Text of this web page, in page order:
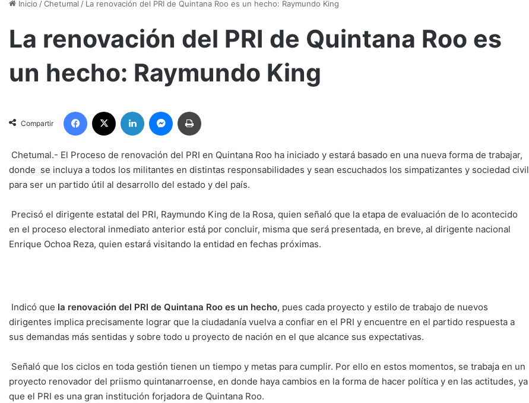
Inicio /Chetumal / La renovación del PRI de Quintana Roo es un hecho: Raymundo King
La renovación del PRI de Quintana Roo es
un hecho: Raymundo King
Compartir
Chetumal.- El Proceso de renovación del PRI en Quintana Roo ha iniciado y estará basado en una nueva forma de trabajar,
donde se incluya a todos los militantes en distintas responsabilidades y sean escuchados los simpatizantes y sociedad civil
para ser un partido útil al desarrollo del estado y del país.
Precisó el dirigente estatal del PRI, Raymundo King de la Rosa, quien señaló que la etapa de evaluación de lo acontecido
en el proceso electoral inmediato anterior está por concluir, misma que será presentada, en breve, al dirigente nacional
Enrique Ochoa Reza, quien estará visitando la entidad en fechas próximas.
Indicó que la renovación del PRI de Quintana Roo es un hecho, pues cada proyecto y estilo de trabajo de nuevos
dirigentes implica precisamente lograr que la ciudadanía vuelva a confiar en el PRI y encuentre en el partido respuesta a
sus demandas más sentidas y sobre todo u proyecto de nación en el que alcance sus expectativas.
Señaló que los ciclos en toda gestión tienen un tiempo y metas para cumplir. Por ello en estos momentos, se trabaja en un
proyecto renovador del priismo quintanarroense, en donde haya cambios en la forma de hacer política y en las actitudes, ya
que el PRI es una gran institución forjadora de Quintana Roo.